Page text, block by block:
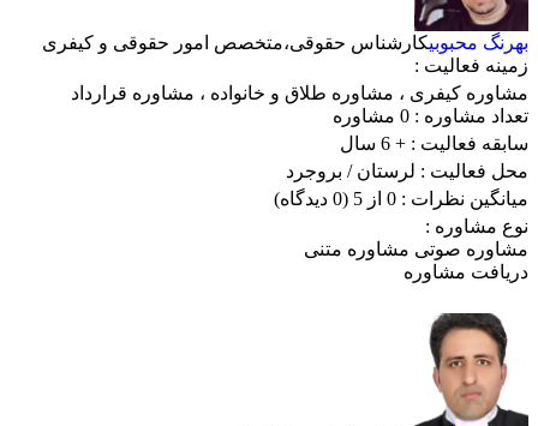
بهرنگ محبوبیکارشناس حقوقی،متخصص امور حقوقی و کیفری
زمینه فعالیت :
مشاوره کیفری ، مشاوره طلاق و خانواده ، مشاوره قرارداد
تعداد مشاوره : 0 مشاوره
سابقه فعالیت : + 6 سال
محل فعالیت : لرستان/ بروجرد
میانگین نظرات : 0 از 5
(0 دیدگاه)
نوع مشاوره :
مشاوره صوتی مشاوره متنی
دریافت مشاوره